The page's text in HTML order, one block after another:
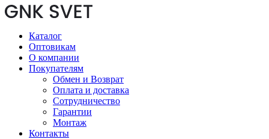
Каталог
Оптовикам
О компании
Покупателям
Обмен и Возврат
Оплата и доставка
Сотрудничество
Гарантии
Монтаж
Контакты